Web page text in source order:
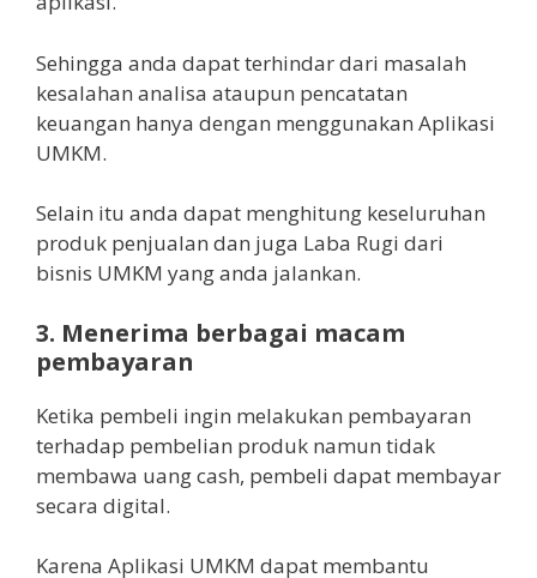
Sehingga anda dapat terhindar dari masalah
kesalahan analisa ataupun pencatatan
keuangan hanya dengan menggunakan Aplikasi
UMKM.
Selain itu anda dapat menghitung keseluruhan
produk penjualan dan juga Laba Rugi dari
bisnis UMKM yang anda jalankan.
3. Menerima berbagai macam
pembayaran
Ketika pembeli ingin melakukan pembayaran
terhadap pembelian produk namun tidak
membawa uang cash, pembeli dapat membayar
secara digital.
Karena Aplikasi UMKM dapat membantu